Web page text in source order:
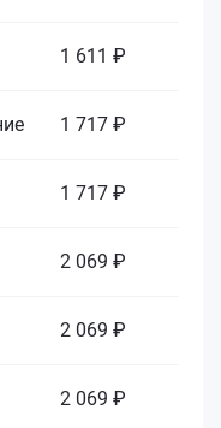
1 611 ₽
1 717 ₽
1 717 ₽
2 069 ₽
2 069 ₽
2 069 ₽